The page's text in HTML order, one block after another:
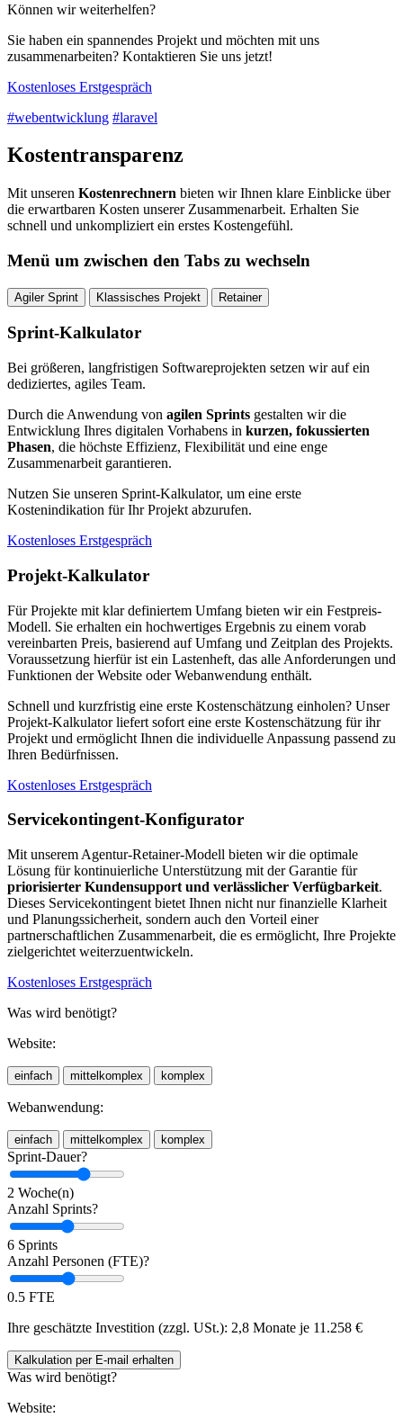
Können wir weiterhelfen?
Sie haben ein spannendes Projekt und möchten mit uns
zusammenarbeiten? Kontaktieren Sie uns jetzt!
Kostenloses Erstgespräch
#webentwicklung #laravel
Kostentransparenz
Mit unseren Kostenrechnern bieten wir Ihnen klare Einblicke über
die erwartbaren Kosten unserer Zusammenarbeit. Erhalten Sie
schnell und unkompliziert ein erstes Kostengefühl.
Menü um zwischen den Tabs zu wechseln
Agiler Sprint Klassisches Projekt Retainer
Sprint-Kalkulator
Bei größeren, langfristigen Softwareprojekten setzen wir auf ein
dediziertes, agiles Team.
Durch die Anwendung von agilen Sprints gestalten wir die
Entwicklung Ihres digitalen Vorhabens in kurzen, fokussierten
Phasen, die höchste Effizienz, Flexibilität und eine enge
Zusammenarbeit garantieren.
Nutzen Sie unseren Sprint-Kalkulator, um eine erste
Kostenindikation für Ihr Projekt abzurufen.
Kostenloses Erstgespräch
Projekt-Kalkulator
Für Projekte mit klar definiertem Umfang bieten wir ein Festpreis-
Modell. Sie erhalten ein hochwertiges Ergebnis zu einem vorab
vereinbarten Preis, basierend auf Umfang und Zeitplan des Projekts.
Voraussetzung hierfür ist ein Lastenheft, das alle Anforderungen und
Funktionen der Website oder Webanwendung enthält.
Schnell und kurzfristig eine erste Kostenschätzung einholen? Unser
Projekt-Kalkulator liefert sofort eine erste Kostenschätzung für ihr
Projekt und ermöglicht Ihnen die individuelle Anpassung passend zu
Ihren Bedürfnissen.
Kostenloses Erstgespräch
Servicekontingent-Konfigurator
Mit unserem Agentur-Retainer-Modell bieten wir die optimale
Lösung für kontinuierliche Unterstützung mit der Garantie für
priorisierter Kundensupport und verlässlicher Verfügbarkeit.
Dieses Servicekontingent bietet Ihnen nicht nur finanzielle Klarheit
und Planungssicherheit, sondern auch den Vorteil einer
partnerschaftlichen Zusammenarbeit, die es ermöglicht, Ihre Projekte
zielgerichtet weiterzuentwickeln.
Kostenloses Erstgespräch
Was wird benötigt?
Website:
einfach mittelkomplex komplex
Webanwendung:
einfach mittelkomplex komplex
Sprint-Dauer?
2 Woche(n)
Anzahl Sprints?
6 Sprints
Anzahl Personen (FTE)?
0.5 FTE
Ihre geschätzte Investition (zzgl. USt.): 2,8 Monate je 11.258 €
Kalkulation per E-mail erhalten
Was wird benötigt?
Website: